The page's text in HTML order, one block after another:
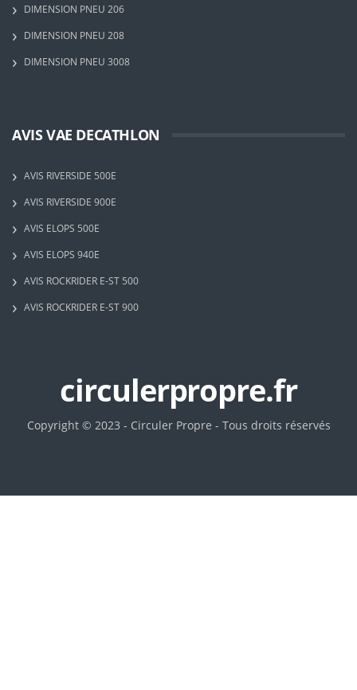
DIMENSION PNEU 206
DIMENSION PNEU 208
DIMENSION PNEU 3008
AVIS VAE DECATHLON
AVIS RIVERSIDE 500E
AVIS RIVERSIDE 900E
AVIS ELOPS 500E
AVIS ELOPS 940E
AVIS ROCKRIDER E-ST 500
AVIS ROCKRIDER E-ST 900
circulerpropre.fr
Copyright © 2023 - Circuler Propre - Tous droits réservés